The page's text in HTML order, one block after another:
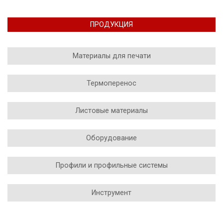
ПРОДУКЦИЯ
Материалы для печати
Термоперенос
Листовые материалы
Оборудование
Профили и профильные системы
Инструмент